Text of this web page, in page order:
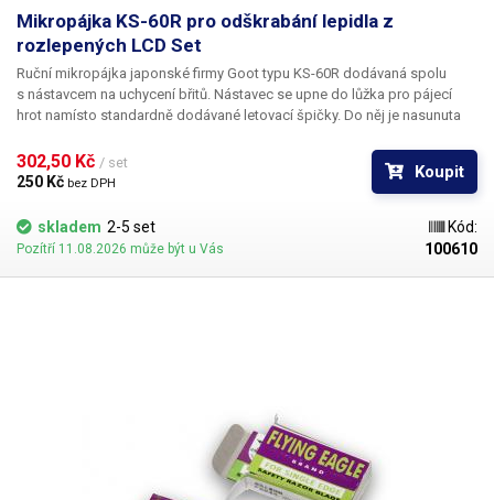
Mikropájka KS-60R pro odškrabání lepidla z
rozlepených LCD Set
Ruční mikropájka japonské firmy Goot typu KS-60R dodávaná spolu
s nástavcem na uchycení břitů. Nástavec se upne do lůžka pro pájecí
hrot namísto standardně dodávané letovací špičky. Do něj je nasunuta
je určen pro odstranění vrstvy lepidla nebo jeho zbytků z ploch
rozlepených komponent kompletů LCD-digitizér nebo LCD s dotykovou
302,50 Kč / set
250 Kč bez DPH
Koupit
skladem 2-5 set
Pozítří 11.08.2026 může být u Vás
Kód:
100610